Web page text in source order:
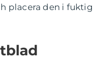
placera den i fuktig